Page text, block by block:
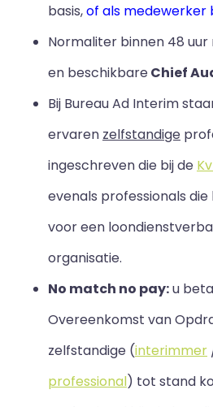
basis,of als medewerker
Normaliter binnen 48
en beschikbareChief
Bij Bureau Ad Interim
ervaren zelfstandige
ingeschreven die bij de
evenals professionals
voor een
organisatie.
No match no pay:u
Overeenkomst van
zelfstandige (interimmer
professional) tot stand